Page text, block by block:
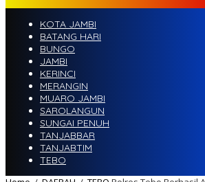
KOTA JAMBI
BATANG HARI
BUNGO
JAMBI
KERINCI
MERANGIN
MUARO JAMBI
SAROLANGUN
SUNGAI PENUH
TANJABBAR
TANJABTIM
TEBO